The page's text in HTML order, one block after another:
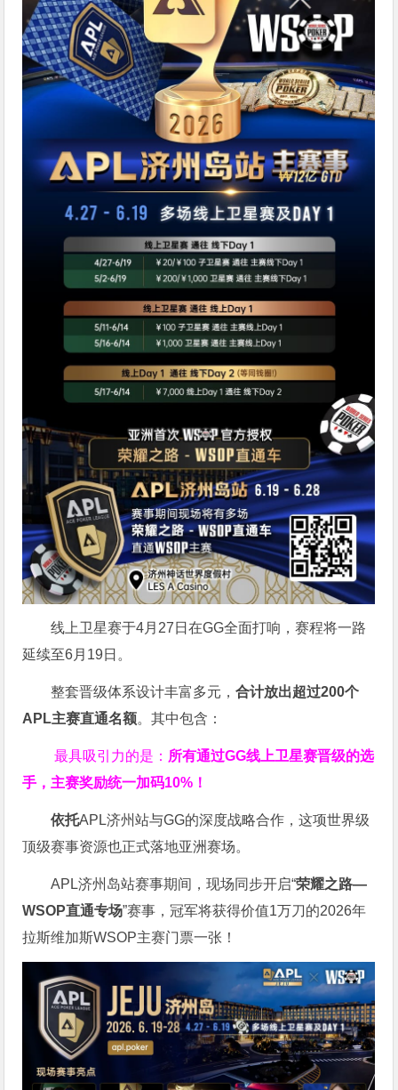
线上卫星赛于4月27日在GG全面打响，赛程将一路
延续至6月19日。
整套晋级体系设计丰富多元，合计放出超过200个
APL主赛直通名额。其中包含：
最具吸引力的是： 所有通过GG线上卫星赛晋级的选
手，主赛奖励统一加码10% ！
依托APL济州站与GG的深度战略合作，这项世界级
顶级赛事资源也正式落地亚洲赛场。
APL济州岛站赛事期间，现场同步开启“荣耀之路—
WSOP直通专场”赛事，冠军将获得价值1万刀的2026年
拉斯维加斯WSOP主赛门票一张！